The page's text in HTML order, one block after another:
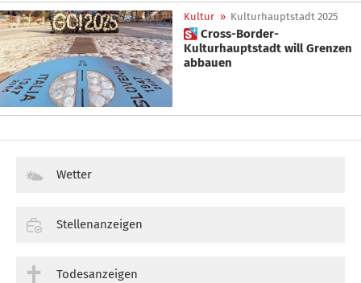
Kultur » Kulturhauptstadt 2025
 Cross-Border-
Kulturhauptstadt will Grenzen
abbauen
Wetter
Stellenanzeigen
Todesanzeigen